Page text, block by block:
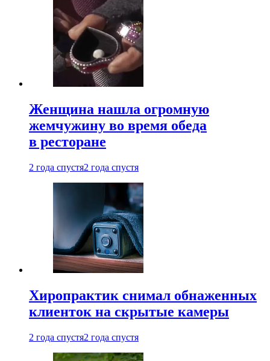
Женщина нашла огромную
жемчужину во время обеда
в ресторане
2 года спустя2 года спустя
Хиропрактик снимал обнаженных
клиенток на скрытые камеры
2 года спустя2 года спустя